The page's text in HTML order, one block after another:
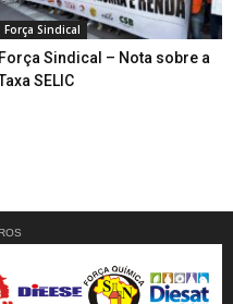
Força Sindical
Força Sindical – Nota sobre a
SELIC